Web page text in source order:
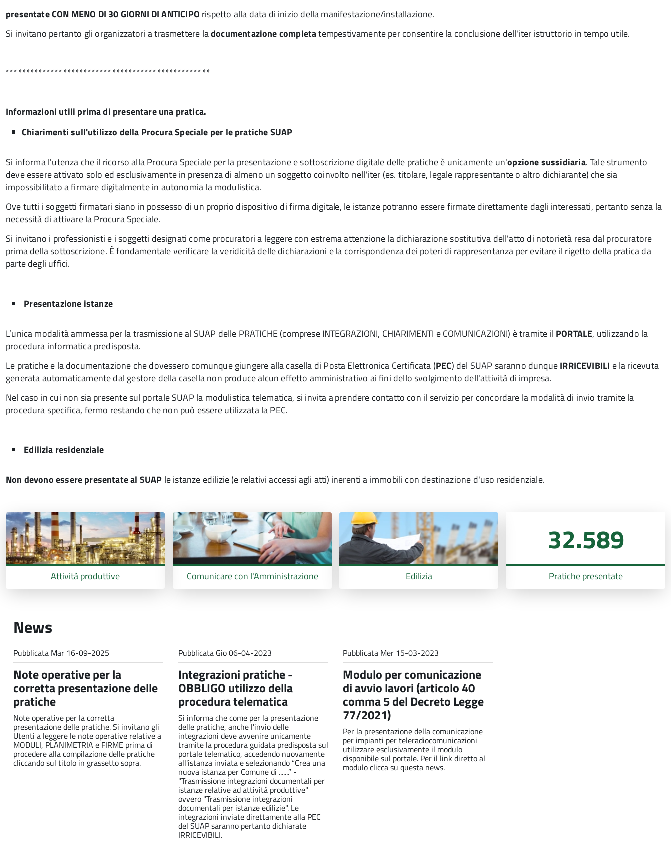
presentate CON MENO DI 30 GIORNI DI ANTICIPO rispetto alla data di inizio della manifestazione/installazione.
Si invitano pertanto gli organizzatori a trasmettere ladocumentazione completatempestivamente per consentire la conclusione dell'iter istruttorio in tempo utile.
**************************************************
Informazioni utili prima di presentare una pratica.
Chiarimenti sull'utilizzo della Procura Speciale per le pratiche SUAP
Si informa l'utenza che il ricorso alla Procura Speciale per la presentazione e sottoscrizione digitale delle pratiche è unicamente un'opzione sussidiaria. Tale strumento
deve essere attivato solo ed esclusivamente in presenza di almeno un soggetto coinvolto nell'iter (es. titolare, legale rappresentante o altro dichiarante) che sia
impossibilitato a firmare digitalmente in autonomia la modulistica.
Ove tutti i soggetti firmatari siano in possesso di un proprio dispositivo di firma digitale, le istanze potranno essere firmate direttamente dagli interessati, pertanto senza la
necessità di attivare la Procura Speciale.
Si invitano i professionisti e i soggetti designati come procuratori a leggere con estrema attenzione la dichiarazione sostitutiva dell'atto di notorietà resa dal procuratore
prima della sottoscrizione. È fondamentale verificare la veridicità delle dichiarazioni e la corrispondenza dei poteri di rappresentanza per evitare il rigetto della pratica da
parte degli uffici.
Presentazione istanze
L’unica modalità ammessa per la trasmissione al SUAP delle PRATICHE (comprese INTEGRAZIONI, CHIARIMENTI e COMUNICAZIONI) è tramite il PORTALE, utilizzando la
procedura informatica predisposta.
Le pratiche e la documentazione che dovessero comunque giungere alla casella di Posta Elettronica Certificata (PEC) del SUAP saranno dunqueIRRICEVIBILI e la ricevuta
generata automaticamente dal gestore della casella non produce alcun effetto amministrativo ai fini dello svolgimento dell'attività di impresa.
Nel caso in cui non sia presente sul portale SUAP la modulistica telematica, si invita a prendere contatto con il servizio per concordare la modalità di invio tramite la
procedura specifica, fermo restando che non può essere utilizzata la PEC.
Edilizia residenziale
Non devono essere presentate al SUAP le istanze edilizie (e relativi accessi agli atti) inerenti a immobili con destinazione d'uso residenziale.
Attività produttive Comunicare con l'Amministrazione Edilizia
32.589
Pratiche presentate
News
Pubblicata Mar 16-09-2025
Note operative per la
corretta presentazione delle
pratiche
Note operative per la corretta
presentazione delle pratiche. Si invitano gli
Utenti a leggere le note operative relative a
MODULI, PLANIMETRIA e FIRME prima di
procedere alla compilazione delle pratiche
cliccando sul titolo in grassetto sopra.
Pubblicata Gio 06-04-2023
Integrazioni pratiche -
OBBLIGO utilizzo della
procedura telematica
Si informa che come per la presentazione
delle pratiche, anche l'invio delle
integrazioni deve avvenire unicamente
tramite la procedura guidata predisposta sul
portale telematico, accedendo nuovamente
all'istanza inviata e selezionando “Crea una
nuova istanza per Comune di .......” -
"Trasmissione integrazioni documentali per
istanze relative ad attività produttive"
ovvero "Trasmissione integrazioni
documentali per istanze edilizie". Le
integrazioni inviate direttamente alla PEC
del SUAP saranno pertanto dichiarate
IRRICEVIBILI.
Pubblicata Mer 15-03-2023
Modulo per comunicazione
di avvio lavori (articolo 40
comma 5 del Decreto Legge
77/2021)
Per la presentazione della comunicazione
per impianti per teleradiocomunicazioni
utilizzare esclusivamente il modulo
disponibile sul portale. Per il link diretto al
modulo clicca su questa news.